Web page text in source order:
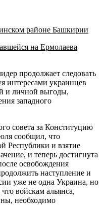
районе Башкирии
на Ермолаева
продолжает следовать
интересами украинцев
и личной выгоды,
западного
совета за Конституцию
сообщил, что
Республики и взятие
и теперь достигнута
освобождения
наступление и
уже не одна Украина, но
войскам альянса,
необходимо